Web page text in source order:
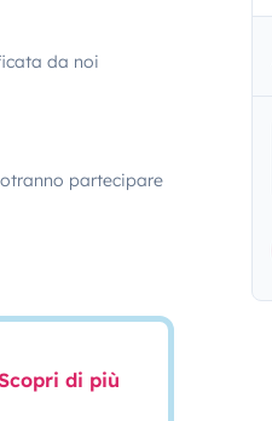
da noi
partecipare
di più